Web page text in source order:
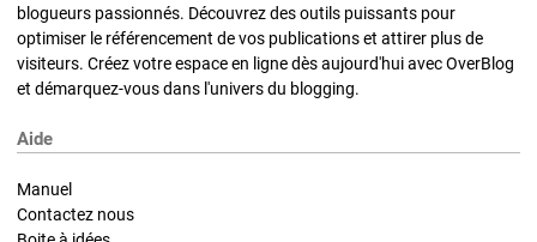
blogueurs passionnés. Découvrez des outils puissants pour
optimiser le référencement de vos publications et attirer plus de
visiteurs. Créez votre espace en ligne dès aujourd'hui avec OverBlog
et démarquez-vous dans l'univers du blogging.
Aide
Manuel
Contactez nous